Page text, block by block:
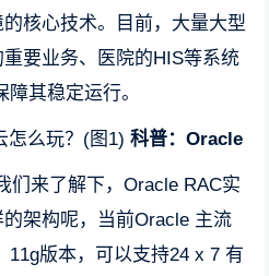
核心技术。目前，大量大型
要业务、医院的HIS等系统
其稳定运行。
科普：Oracle
们来了解下，Oracle RAC实
架构呢，当前Oracle 主流
11g版本，可以支持24 x 7 有